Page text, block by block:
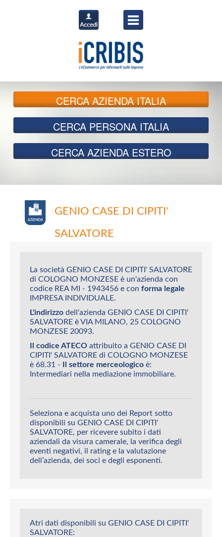
CERCAAZIENDA ITALIA
CERCA PERSONA ITALIA
CERCA AZIENDA ESTERO
GENIO CASE DI CIPITI'
SALVATORE
La società GENIO CASE DI CIPITI' SALVATORE
di COLOGNO MONZESE è un'azienda con
codice REA MI - 1943456 e con forma legale
IMPRESA INDIVIDUALE.
L'indirizzo dell'azienda GENIO CASE DI CIPITI'
SALVATORE è VIA MILANO, 25 COLOGNO
MONZESE 20093.
Il codice ATECO attribuito a GENIO CASE DI
CIPITI' SALVATORE di COLOGNO MONZESE
è 68.31 - Il settore merceologico è:
Intermediari nella mediazione immobiliare.
Seleziona e acquista uno dei Report sotto
disponibili su GENIO CASE DI CIPITI'
SALVATORE, per ricevere subito i dati
aziendali da visura camerale, la verifica degli
eventi negativi, il rating e la valutazione
dell’azienda, dei soci e degli esponenti.
Atri dati disponibili su GENIO CASE DI CIPITI'
SALVATORE: